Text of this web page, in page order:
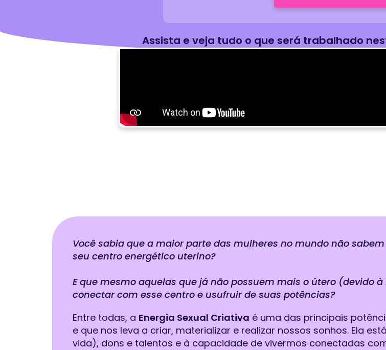
Assista e veja tudo o que será trabalhado
Você sabia que a maior parte das mulheres no mundo não
seu centro energético uterino?
E que mesmo aquelas que já não possuem mais o útero (devido
conectar com esse centro e usufruir de suas potências?
Entre todas, a Energia Sexual Criativa é uma das principais
e que nos leva a criar, materializar e realizar nossos sonhos. Ela
vida), dons e talentos e à capacidade de vivermos conectadas